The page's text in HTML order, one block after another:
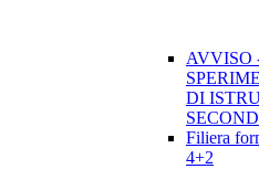
AVVISO
DI
Filiera
4+2